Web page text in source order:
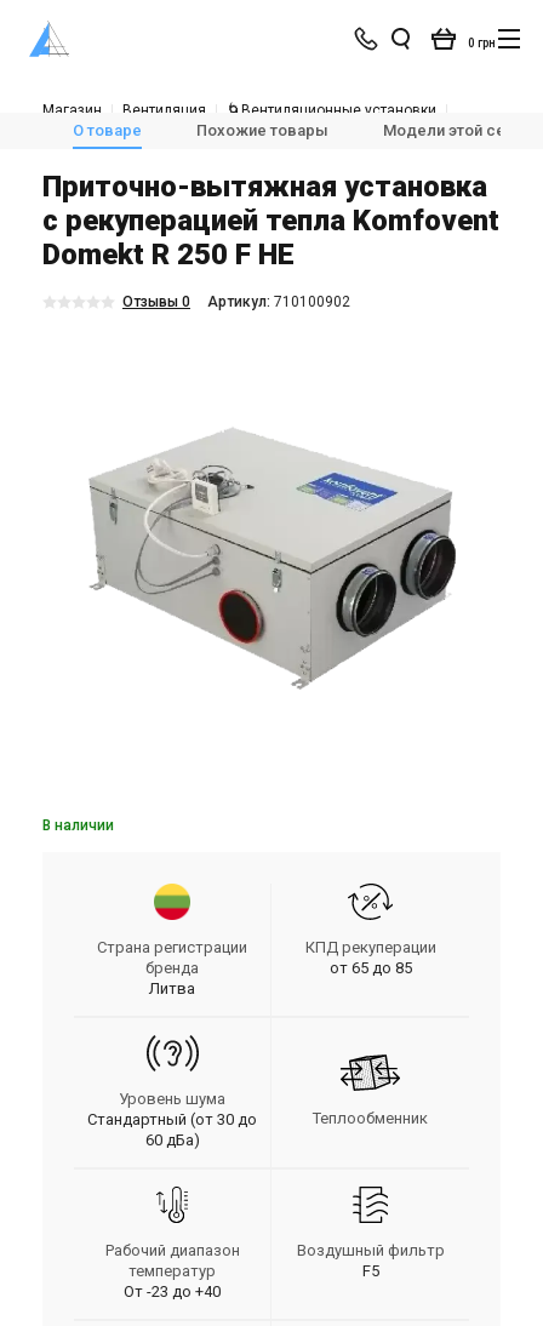
0 грн
Магазин Вентиляция
🌀Вентиляционные установки
💨Приточно-вытяжные установки с рекуперацией тепла
Komfovent Domekt R 250
О товаре Похожие товары Модели этой серии
Приточно-вытяжная установка
с рекуперацией тепла Komfovent
Domekt R 250 F HE
Отзывы 0 Aртикул: 710100902
В наличии
Страна регистрации
бренда
Литва
КПД рекуперации
от 65 до 85
Уровень шума
Стандартный (от 30 до
60 дБа)
Теплообменник
Рабочий диапазон
температур
От -23 до +40
Воздушный фильтр
F5